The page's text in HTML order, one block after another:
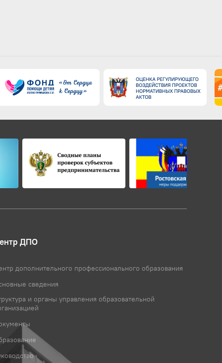
ДПО
дополнительного профессионального образования
сведения
и органы управления образовательной